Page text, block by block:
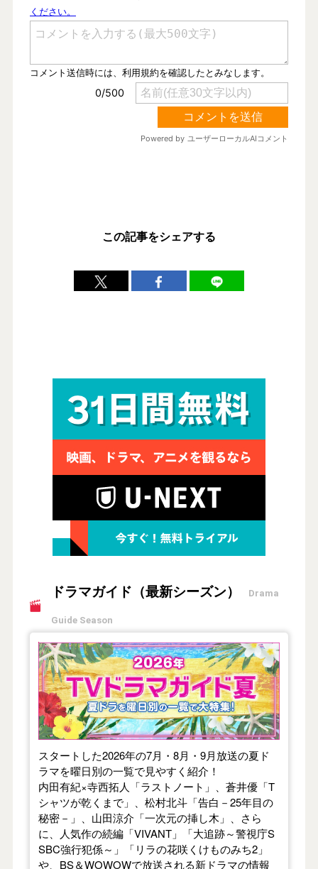
この記事をシェアする
ドラマガイド（最新シーズン） Drama
Guide Season
【2026年夏】TVドラマガイド
スタートした2026年の7月・8月・9月放送の夏ド
ラマを曜日別の一覧で見やすく紹介！
内田有紀×寺西拓人「ラストノート」、蒼井優「T
シャツが乾くまで」、松村北斗「告白－25年目の
秘密－」、山田涼介「一次元の挿し木」、さら
に、人気作の続編「VIVANT」「大追跡～警視庁S
SBC強行犯係～」「リラの花咲くけものみち2」
や、BS＆WOWOWで放送される新ドラマの情報